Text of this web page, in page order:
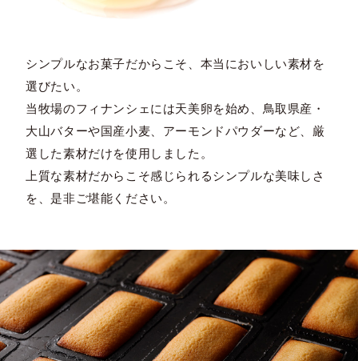
シンプルなお菓子だからこそ、本当においしい素材を
選びたい。
当牧場のフィナンシェには天美卵を始め、鳥取県産・
大山バターや国産小麦、アーモンドパウダーなど、厳
選した素材だけを使用しました。
上質な素材だからこそ感じられるシンプルな美味しさ
を、是非ご堪能ください。